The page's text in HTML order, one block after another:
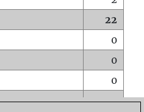
22
0
0
0
0